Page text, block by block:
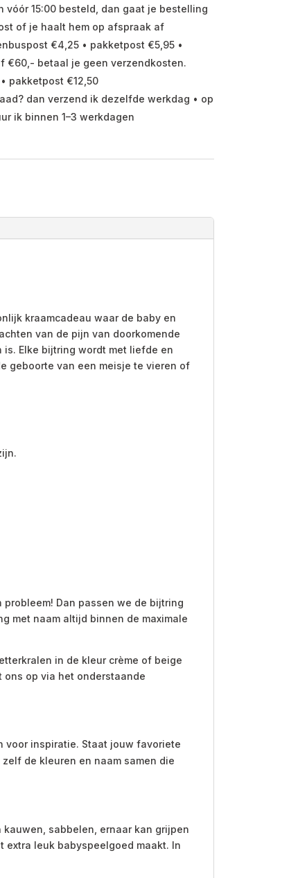
vóór 15:00 besteld, dan gaat je bestelling
of je haalt hem op afspraak af
€4,25 • pakketpost €5,95 •
€60,- betaal je geen verzendkosten.
pakketpost €12,50
dan verzend ik dezelfde werkdag • op
ik binnen 1–3 werkdagen
kraamcadeau waar de baby en
van de pijn van doorkomende
Elke bijtring wordt met liefde en
geboorte van een meisje te vieren of
probleem! Dan passen we de bijtring
met naam altijd binnen de maximale
in de kleur crème of beige
ons op via het onderstaande
voor inspiratie. Staat jouw favoriete
zelf de kleuren en naam samen die
kauwen, sabbelen, ernaar kan grijpen
extra leuk babyspeelgoed maakt. In